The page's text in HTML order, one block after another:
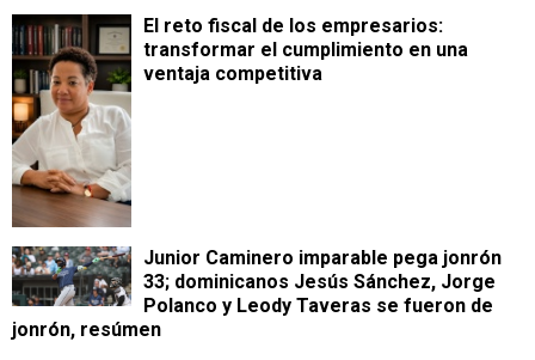
​El reto fiscal de los empresarios:
transformar el cumplimiento en una
ventaja competitiva
Junior Caminero imparable pega jonrón
33; dominicanos Jesús Sánchez, Jorge
Polanco y Leody Taveras se fueron de
jonrón, resúmen